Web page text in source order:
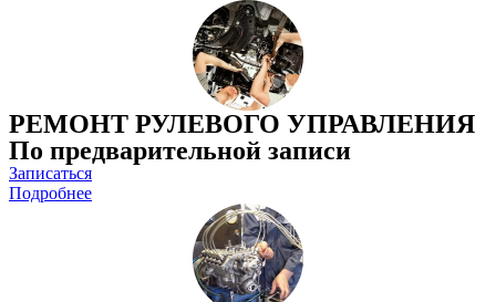
РЕМОНТ РУЛЕВОГО УПРАВЛЕНИЯ
По предварительной записи
Записаться
Подробнее